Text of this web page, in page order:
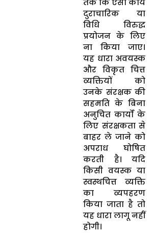
तक कि ऐसा कार्य
दुराचारिक या
विधि विरुद्ध
प्रयोजन के लिए
ना किया जाए।
यह धारा अवयस्क
और विकृत चित्त
व्यक्तियों को
उनके संरक्षक की
सहमति के बिना
अनुचित कार्यों के
लिए संरक्षकता से
बाहर ले जाने को
अपराध घोषित
करती है। यदि
किसी वयस्क या
स्वस्थचित्त व्यक्ति
का व्यपहरण
किया जाता है तो
यह धारा लागू नहीं
होगी।